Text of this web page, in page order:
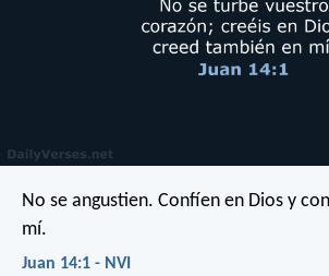
No se angustien. Confíen en Dios y
mí.
Juan 14:1 - NVI